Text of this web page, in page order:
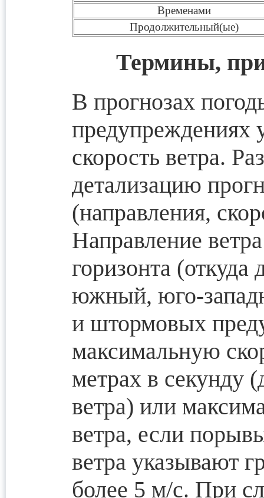
Временами
Продолжительный(ые)
Термины,
В прогнозах
предупреждениях
скорость ветра.
детализацию
(направления,
Направление
горизонта (откуда
южный, юго-
и штормовых
максимальную
метрах в секунду
ветра) или
ветра, если
ветра указывают
более 5 м/с. При